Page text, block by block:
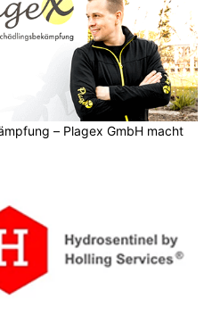
– Plagex GmbH macht